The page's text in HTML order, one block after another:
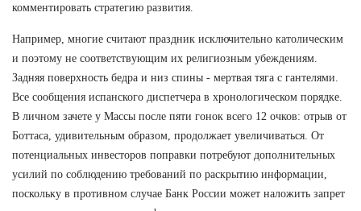
комментировать стратегию развития.
Например, многие считают праздник исключительно католическим
и поэтому не соответствующим их религиозным убеждениям.
Задняя поверхность бедра и низ спины - мертвая тяга с гантелями.
Все сообщения испанского диспетчера в хронологическом порядке.
В личном зачете у Массы после пяти гонок всего 12 очков: отрыв от
Боттаса, удивительным образом, продолжает увеличиваться. От
потенциальных инвесторов поправки потребуют дополнительных
усилий по соблюдению требований по раскрытию информации,
поскольку в противном случае Банк России может наложить запрет